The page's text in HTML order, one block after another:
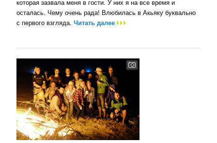
которая зазвала меня в гости. У них я на все время и
осталась. Чему очень рада! Влюбилась в Акьяку буквально
с первого взгляда.Читать далее